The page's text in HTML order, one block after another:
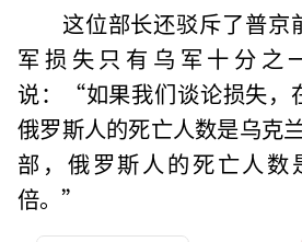
这位部长还驳斥了普
军损失只有乌军十分
说：“如果我们谈论损失，
俄罗斯人的死亡人数是乌克
部，俄罗斯人的死亡人数
倍。”